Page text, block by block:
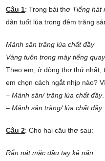
Câu 1: Trong bài thơ Tiếng hát
dân tuốt lúa trong đêm trăng
Mảnh sân trăng lúa chất đầy
Vàng tuôn trong máy tiếng
Theo em, ở dòng thơ thứ nhất,
em chọn cách ngắt nhịp nào?
– Mảnh sân/ trăng lúa chất đầy.
– Mảnh sân trăng/ lúa chất đầy.
Câu 2: Cho hai câu thơ sau:
Rắn nát mặc dầu tay kẻ nặn